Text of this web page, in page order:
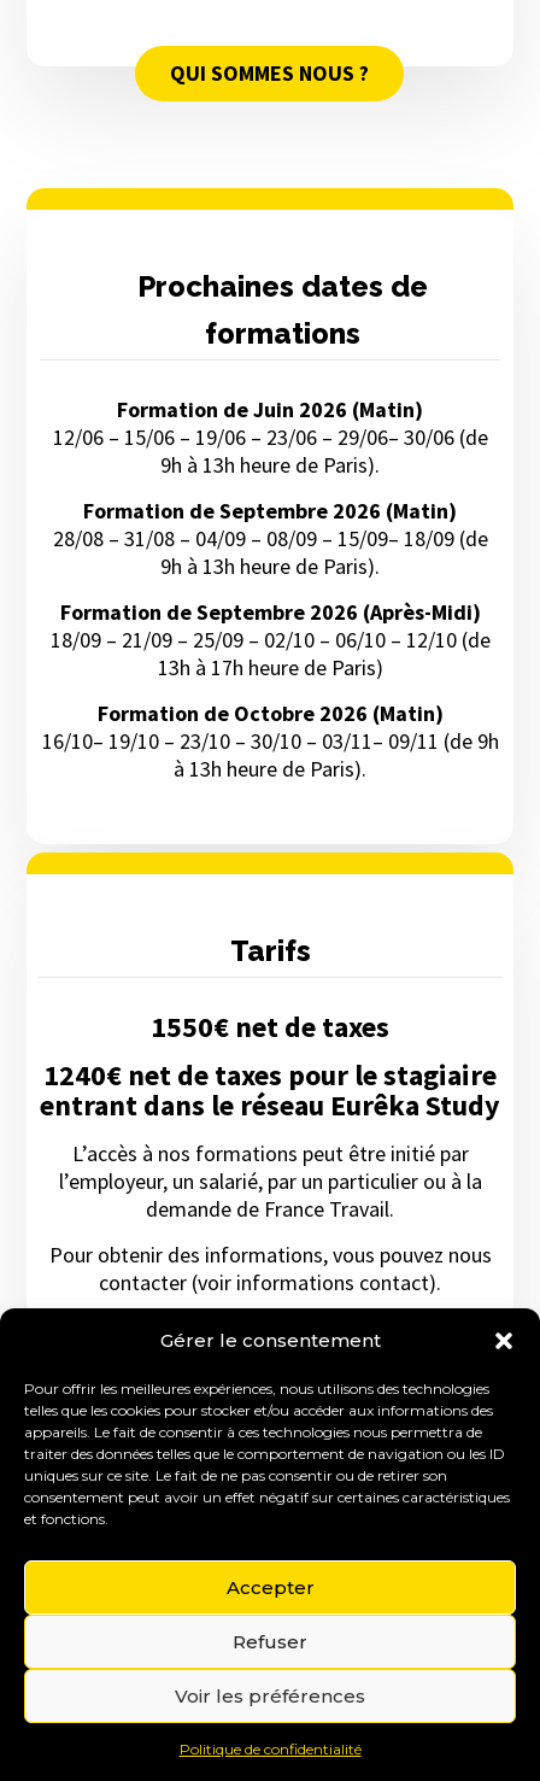
Gérer le consentement
Pour offrir les meilleures expériences, nous utilisons des technologies
telles que les cookies pour stocker et/ou accéder aux informations des
appareils. Le fait de consentir à ces technologies nous permettra de
traiter des données telles que le comportement de navigation ou les ID
uniques sur ce site. Le fait de ne pas consentir ou de retirer son
consentement peut avoir un effet négatif sur certaines caractéristiques
et fonctions.
Accepter
Refuser
Voir les préférences
Politique de confidentialité
QUI SOMMES NOUS ?
Prochaines dates de
formations
Formation de Juin 2026 (Matin)
12/06 – 15/06 – 19/06 – 23/06 – 29/06– 30/06 (de
9h à 13h heure de Paris).
Formation de Septembre 2026 (Matin)
28/08 – 31/08 – 04/09 – 08/09 – 15/09– 18/09 (de
9h à 13h heure de Paris).
Formation de Septembre 2026 (Après-Midi)
18/09 – 21/09 – 25/09 – 02/10 – 06/10 – 12/10 (de
13h à 17h heure de Paris)
Formation de Octobre 2026 (Matin)
16/10– 19/10 – 23/10 – 30/10 – 03/11– 09/11 (de 9h
à 13h heure de Paris).
Tarifs
1550€ net de taxes
1240€ net de taxes pour le stagiaire
entrant dans le réseau Eurêka Study
L’accès à nos formations peut être initié par
l’employeur, un salarié, par un particulier ou à la
demande de France Travail.
Pour obtenir des informations, vous pouvez nous
contacter (voir informations contact).
Consulter les
Conditions Générales de Vente.
DEMANDER LE PROGRAMME